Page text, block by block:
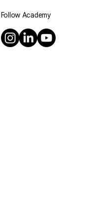
Follow Academy